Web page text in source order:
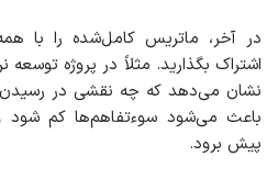
در آخر، ماتریس کامل‌شده را با
اشتراک بگذارید. مثلاً در پروژه توسعه
نشان می‌دهد که چه نقشی در رسیدن
باعث می‌شود سوءتفاهم‌ها کم شود
پیش برود.